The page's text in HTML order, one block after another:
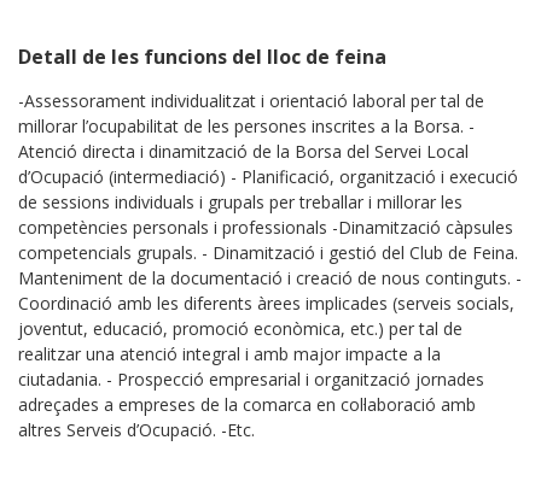
Detall de les funcions del lloc de feina
-Assessorament individualitzat i orientació laboral per tal de
millorar l’ocupabilitat de les persones inscrites a la Borsa. -
Atenció directa i dinamització de la Borsa del Servei Local
d’Ocupació (intermediació) - Planificació, organització i execució
de sessions individuals i grupals per treballar i millorar les
competències personals i professionals -Dinamització càpsules
competencials grupals. - Dinamització i gestió del Club de Feina.
Manteniment de la documentació i creació de nous continguts. -
Coordinació amb les diferents àrees implicades (serveis socials,
joventut, educació, promoció econòmica, etc.) per tal de
realitzar una atenció integral i amb major impacte a la
ciutadania. - Prospecció empresarial i organització jornades
adreçades a empreses de la comarca en col·laboració amb
altres Serveis d’Ocupació. -Etc.